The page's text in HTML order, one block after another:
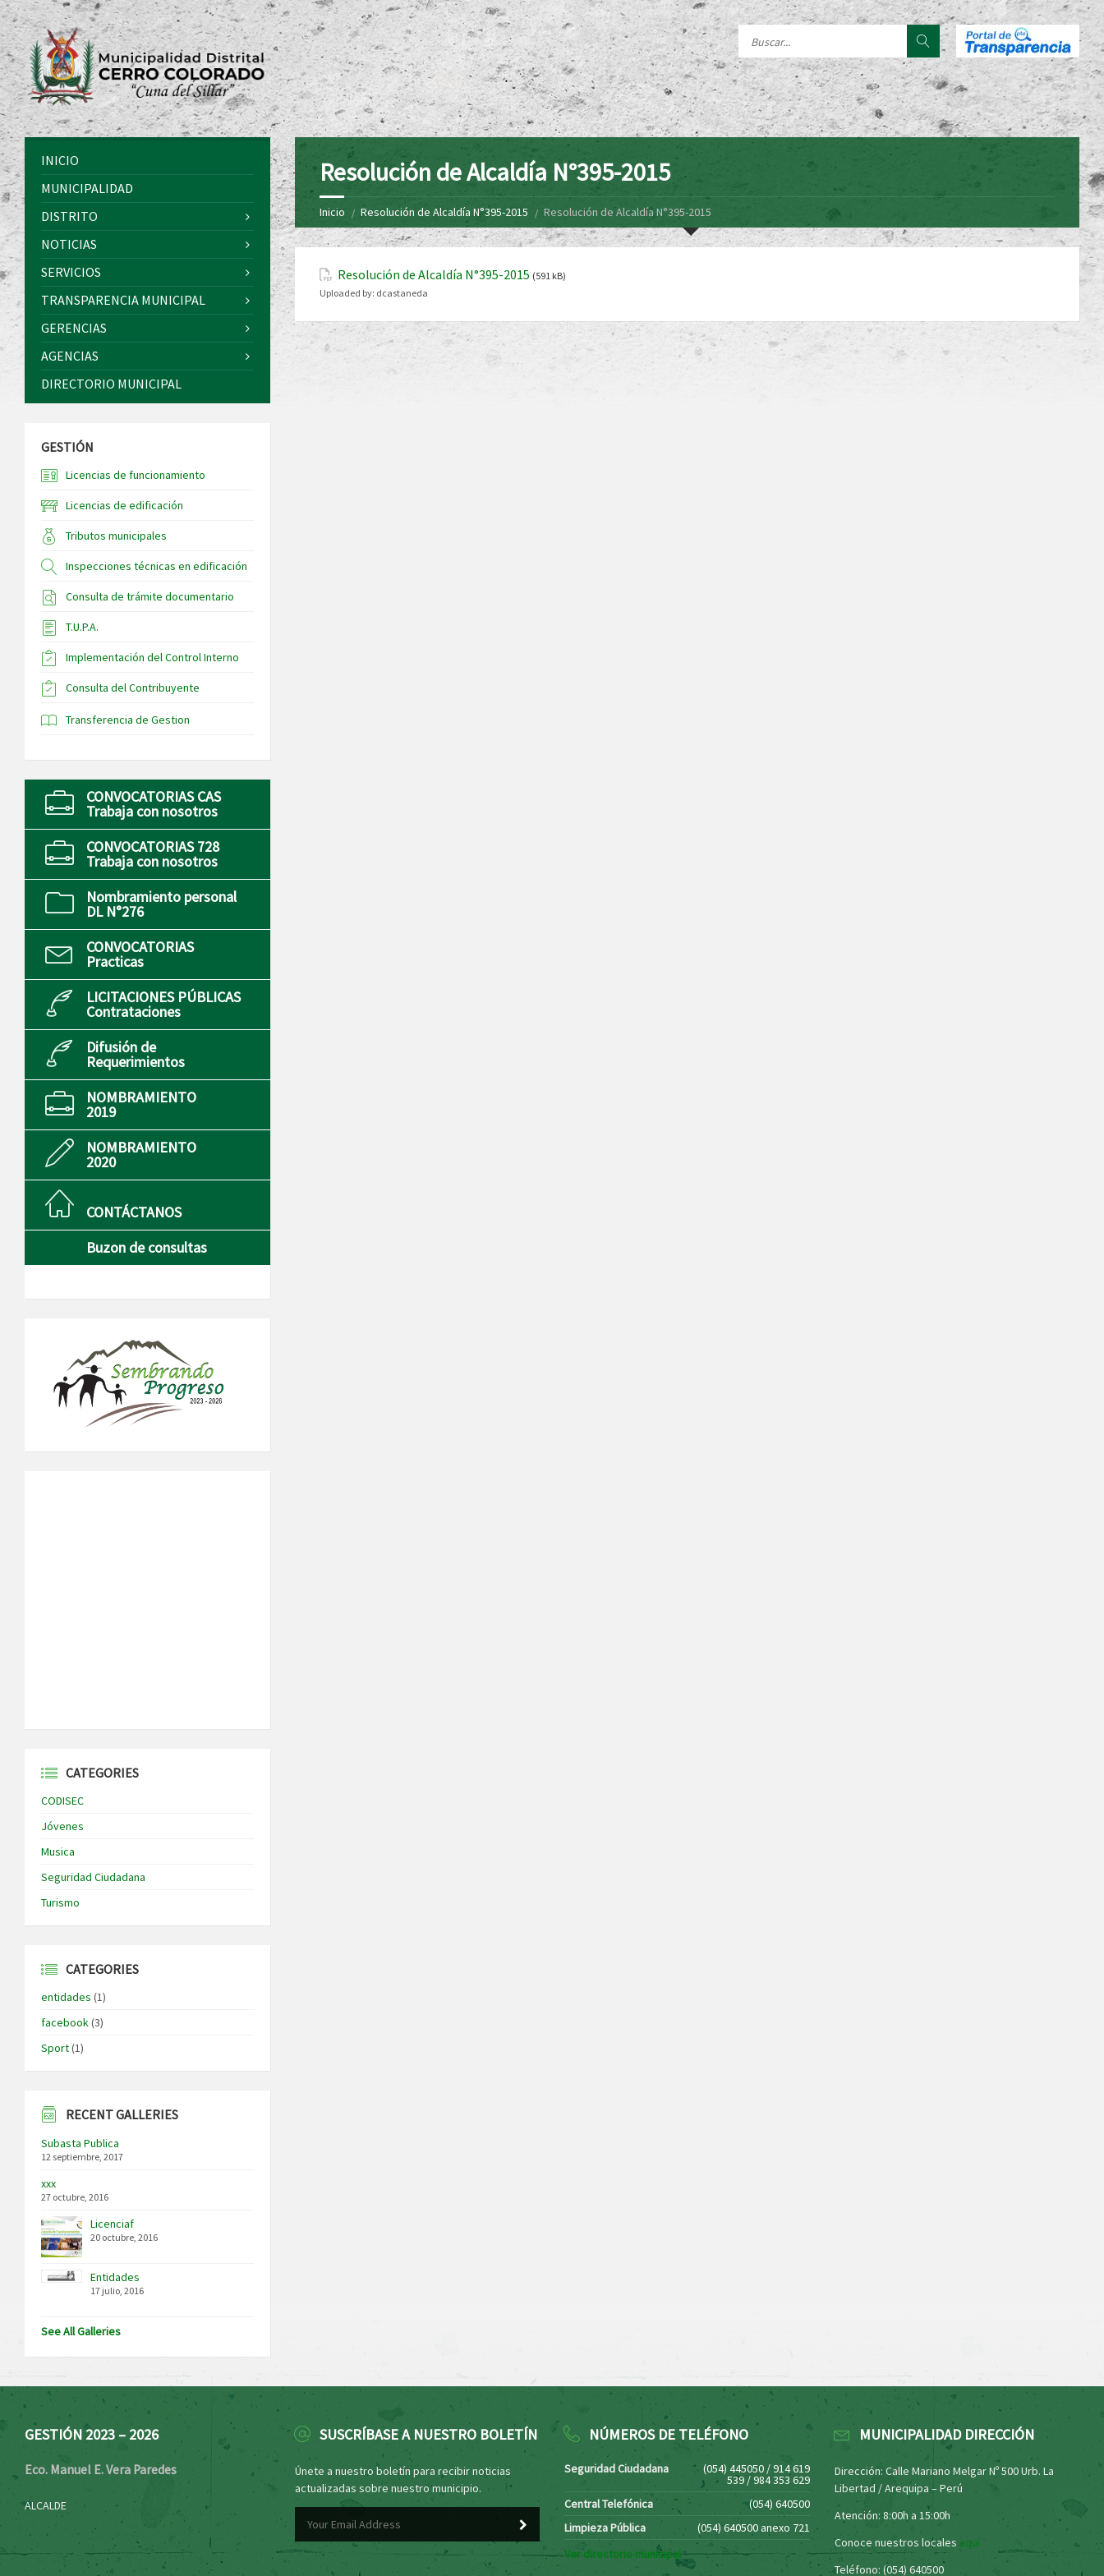
Resolución de Alcaldía N°395-2015
Inicio Resolución de Alcaldía N°395-2015 Resolución de Alcaldía N°395-2015
Resolución de Alcaldía N°395-2015 (591 kB)
Uploaded by: dcastaneda
INICIO
MUNICIPALIDAD
DISTRITO
NOTICIAS
SERVICIOS
TRANSPARENCIA MUNICIPAL
GERENCIAS
AGENCIAS
DIRECTORIO MUNICIPAL
GESTIÓN
Licencias de funcionamiento
Licencias de edificación
Tributos municipales
Inspecciones técnicas en edificación
Consulta de trámite documentario
T.U.P.A.
Implementación del Control Interno
Consulta del Contribuyente
Transferencia de Gestion
CONVOCATORIAS CAS
Trabaja con nosotros
CONVOCATORIAS 728
Trabaja con nosotros
Nombramiento personal
DL N°276
CONVOCATORIAS
Practicas
LICITACIONES PÚBLICAS
Contrataciones
Difusión de
Requerimientos
NOMBRAMIENTO
2019
NOMBRAMIENTO
2020
CONTÁCTANOS
Buzon de consultas
CATEGORIES
CODISEC
Jóvenes
Musica
Seguridad Ciudadana
Turismo
CATEGORIES
entidades (1)
facebook(3)
Sport(1)
RECENT GALLERIES
Subasta Publica
12 septiembre, 2017
xxx
27 octubre, 2016
Licenciaf
20 octubre, 2016
Entidades
17 julio, 2016
See All Galleries
GESTIÓN 2023 – 2026
Eco. Manuel E. Vera Paredes
ALCALDE
SUSCRÍBASE A NUESTRO BOLETÍN
Únete a nuestro boletín para recibir noticias
actualizadas sobre nuestro municipio.
NÚMEROS DE TELÉFONO
Seguridad Ciudadana (054) 445050 / 914 619
539 / 984 353 629
Central Telefónica
(054) 640500
Limpieza Pública
(054) 640500 anexo 721
Ver directorio municipal
MUNICIPALIDAD DIRECCIÓN
Dirección: Calle Mariano Melgar Nº 500 Urb. La
Libertad / Arequipa – Perú
Atención: 8:00h a 15:00h
Conoce nuestros locales aquí
Teléfono: (054) 640500